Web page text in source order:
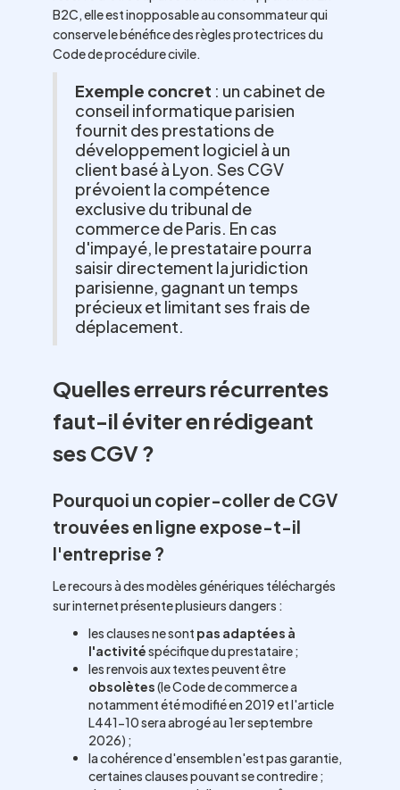
B2C, elle est inopposable au consommateur qui
conserve le bénéfice des règles protectrices du
Code de procédure civile.
Exemple concret : un cabinet de
conseil informatique parisien
fournit des prestations de
développement logiciel à un
client basé à Lyon. Ses CGV
prévoient la compétence
exclusive du tribunal de
commerce de Paris. En cas
d'impayé, le prestataire pourra
saisir directement la juridiction
parisienne, gagnant un temps
précieux et limitant ses frais de
déplacement.
Quelles erreurs récurrentes
faut-il éviter en rédigeant
ses CGV ?
Pourquoi un copier-coller de CGV
trouvées en ligne expose-t-il
l'entreprise ?
Le recours à des modèles génériques téléchargés
sur internet présente plusieurs dangers :
les clauses ne sont pas adaptées à
l'activitéspécifique du prestataire ;
les renvois aux textes peuvent être
obsolètes(le Code de commerce a
notamment été modifié en 2019 et l'article
L441-10 sera abrogé au 1er septembre
2026) ;
la cohérence d'ensemble n'est pas garantie,
certaines clauses pouvant se contredire ;